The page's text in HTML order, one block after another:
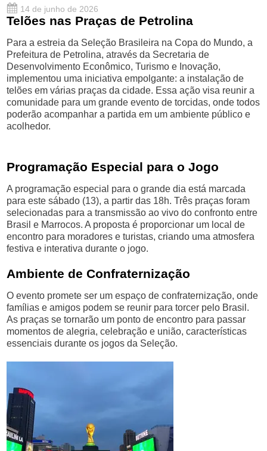
14 de junho de 2026
Telões nas Praças de Petrolina
Para a estreia da Seleção Brasileira na Copa do Mundo, a
Prefeitura de Petrolina, através da Secretaria de
Desenvolvimento Econômico, Turismo e Inovação,
implementou uma iniciativa empolgante: a instalação de
telões em várias praças da cidade. Essa ação visa reunir a
comunidade para um grande evento de torcidas, onde todos
poderão acompanhar a partida em um ambiente público e
acolhedor.
Programação Especial para o Jogo
A programação especial para o grande dia está marcada
para este sábado (13), a partir das 18h. Três praças foram
selecionadas para a transmissão ao vivo do confronto entre
Brasil e Marrocos. A proposta é proporcionar um local de
encontro para moradores e turistas, criando uma atmosfera
festiva e interativa durante o jogo.
Ambiente de Confraternização
O evento promete ser um espaço de confraternização, onde
famílias e amigos podem se reunir para torcer pelo Brasil.
As praças se tornarão um ponto de encontro para passar
momentos de alegria, celebração e união, características
essenciais durante os jogos da Seleção.